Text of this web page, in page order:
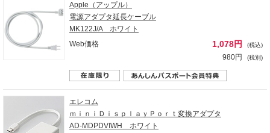
Apple（アップル）
電源アダプタ延長ケーブル
MK122J/A ホワイト
Web価格
1,078円 (税込)
980円 (税別)
エレコム
ｍｉｎｉＤｉｓｐｌａｙＰｏｒｔ変換アダプタ
AD-MDPDVIWH ホワイト